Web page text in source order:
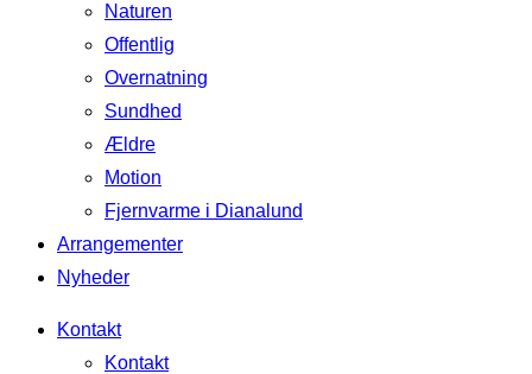
Naturen
Offentlig
Overnatning
Sundhed
Ældre
Motion
Fjernvarme i Dianalund
Arrangementer
Nyheder
Kontakt
Kontakt